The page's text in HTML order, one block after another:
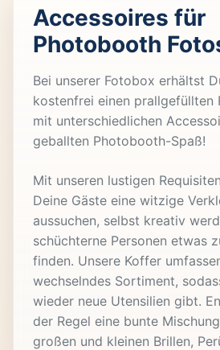
Accessoires für
Photobooth
Bei unserer Fotobox erhältst
kostenfrei einen prallgefüllten
mit unterschiedlichen
geballten Photobooth-Spaß!
Mit unseren lustigen
Deine Gäste eine witzige
aussuchen, selbst kreativ
schüchterne Personen etwas
finden. Unsere Koffer
wechselndes Sortiment,
wieder neue Utensilien gibt.
der Regel eine bunte
großen und kleinen Brillen,